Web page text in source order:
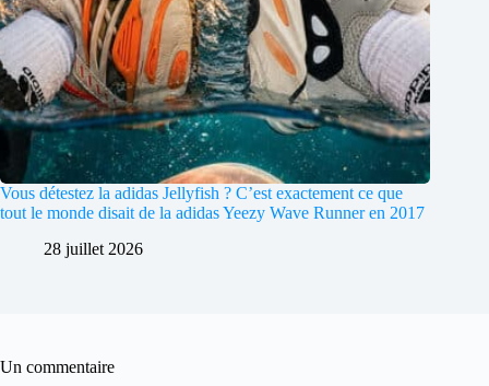
Vous détestez la adidas Jellyfish ? C’est exactement ce que
tout le monde disait de la adidas Yeezy Wave Runner en 2017
28 juillet 2026
Un commentaire